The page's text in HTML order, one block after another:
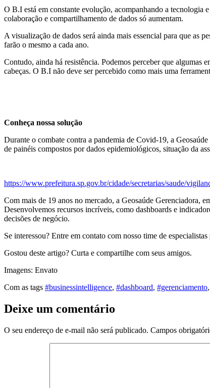
O B.I está em constante evolução, acompanhando a tecnologia
colaboração e compartilhamento de dados só aumentam.
A visualização de dados será ainda mais essencial para que as
farão o mesmo a cada ano.
Contudo, ainda há resistência. Podemos perceber que algumas
cabeças. O B.I não deve ser percebido como mais uma
Conheça nossa solução
Durante o combate contra a pandemia de Covid-19, a
de painéis compostos por dados epidemiológicos, situação da
https://www.prefeitura.sp.gov.br/cidade/secretarias/saude/
Com mais de 19 anos no mercado, a Geosaúde Gerenciadora,
Desenvolvemos recursos incríveis, como dashboards e
decisões de negócio.
Se interessou? Entre em contato com nosso time de especialistas
Gostou deste artigo? Curta e compartilhe com seus amigos.
Imagens: Envato
Com as tags #businessintelligence, #dashboard, #gerenciamento,
Deixe um comentário
O seu endereço de e-mail não será publicado. Campos